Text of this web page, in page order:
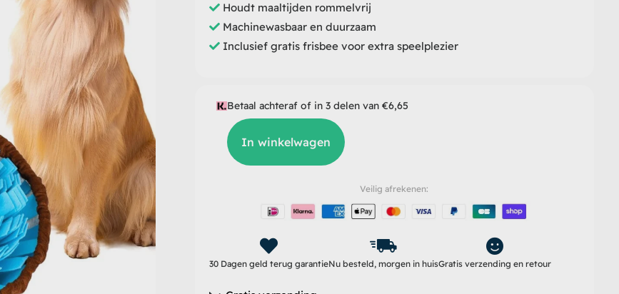
Houdt maaltijden rommelvrij
Machinewasbaar en duurzaam
Inclusief gratis frisbee voor extra speelplezier
Betaal achteraf of in 3 delen van €6,65
Groomzo
Snuffelmat
Incl.
Frisbee
In winkelwagen
Veilig afrekenen:
30 Dagen geld terug garantieNu besteld, morgen in huisGratis verzending en retour